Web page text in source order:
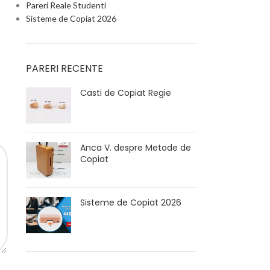
Pareri Reale Studenti
Sisteme de Copiat 2026
PARERI RECENTE
Casti de Copiat Regie
Anca V. despre Metode de
Copiat
Sisteme de Copiat 2026